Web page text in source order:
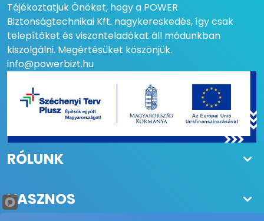
Tájékoztatjuk Önöket, hogy a POWER
Biztonságtechnikai Kft. nagykereskedés, így csak
telepítőket és viszonteladókat áll módunkban
kiszolgálni. Megértésüket köszönjük.
info@powerbizt.hu
RÓLUNK
HASZNOS